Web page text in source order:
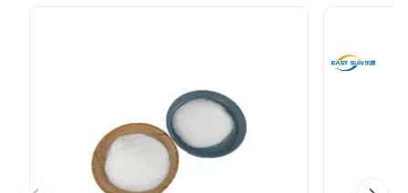
(Antisublimation) des Gewebes. ...